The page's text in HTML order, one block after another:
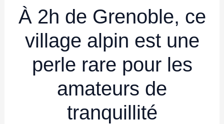
À 2h de Grenoble, ce
village alpin est une
perle rare pour les
amateurs de
tranquillité